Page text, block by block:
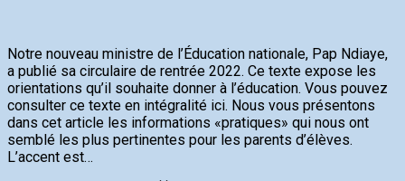
Notre nouveau ministre de l’Éducation nationale, Pap Ndiaye,
a publié sa circulaire de rentrée 2022. Ce texte expose les
orientations qu’il souhaite donner à l’éducation. Vous pouvez
consulter ce texte en intégralité ici. Nous vous présentons
dans cet article les informations «pratiques» qui nous ont
semblé les plus pertinentes pour les parents d’élèves.
L’accent est…